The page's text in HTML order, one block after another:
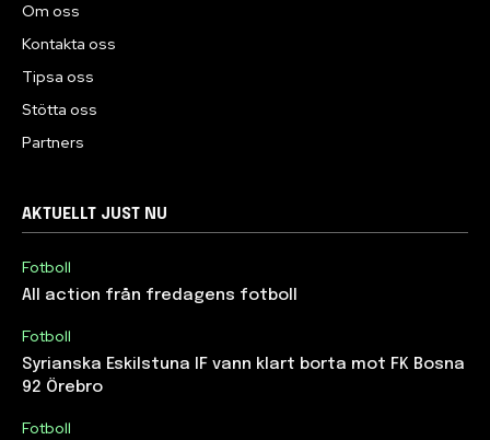
Om oss
Kontakta oss
Tipsa oss
Stötta oss
Partners
AKTUELLT JUST NU
Fotboll
All action från fredagens fotboll
Fotboll
Syrianska Eskilstuna IF vann klart borta mot FK Bosna
92 Örebro
Fotboll